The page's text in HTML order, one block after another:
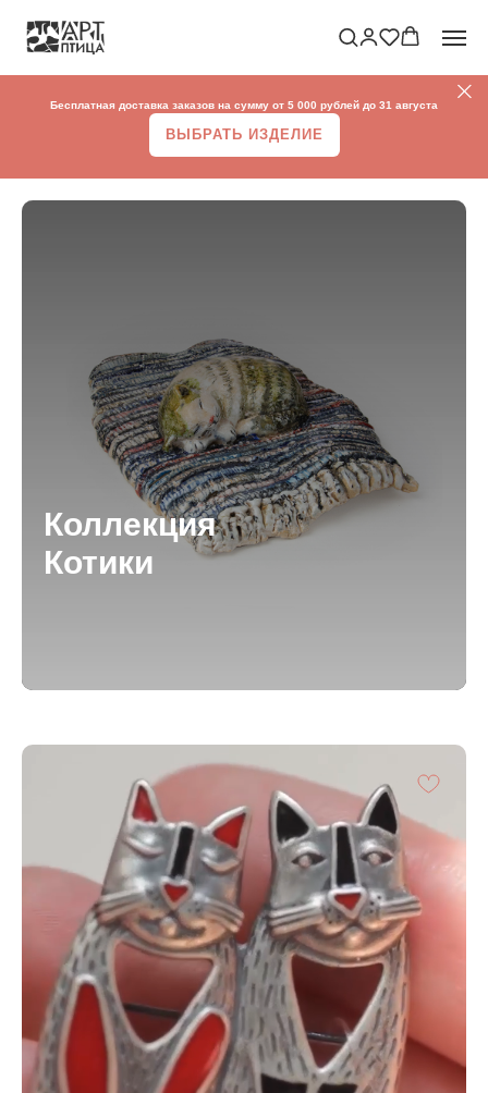
Бесплатная доставка заказов на сумму от 5 000 рублей до 31 августа
ВЫБРАТЬ ИЗДЕЛИЕ
Коллекция
Котики